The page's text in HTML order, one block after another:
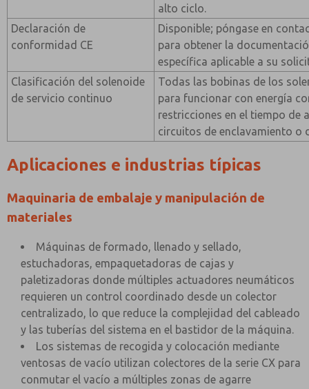
alto ciclo.
Declaración de
conformidad CE
Disponible; póngase en
para obtener la
específica aplicable a su
Clasificación del solenoide
de servicio continuo
Todas las bobinas de los
para funcionar con energía
restricciones en el tiempo de
circuitos de enclavamiento o
Aplicaciones e industrias típicas
Maquinaria de embalaje y manipulación de
materiales
Máquinas de formado, llenado y sellado,
estuchadoras, empaquetadoras de cajas y
paletizadoras donde múltiples actuadores neumáticos
requieren un control coordinado desde un colector
centralizado, lo que reduce la complejidad del cableado
y las tuberías del sistema en el bastidor de la máquina.
Los sistemas de recogida y colocación mediante
ventosas de vacío utilizan colectores de la serie CX para
conmutar el vacío a múltiples zonas de agarre